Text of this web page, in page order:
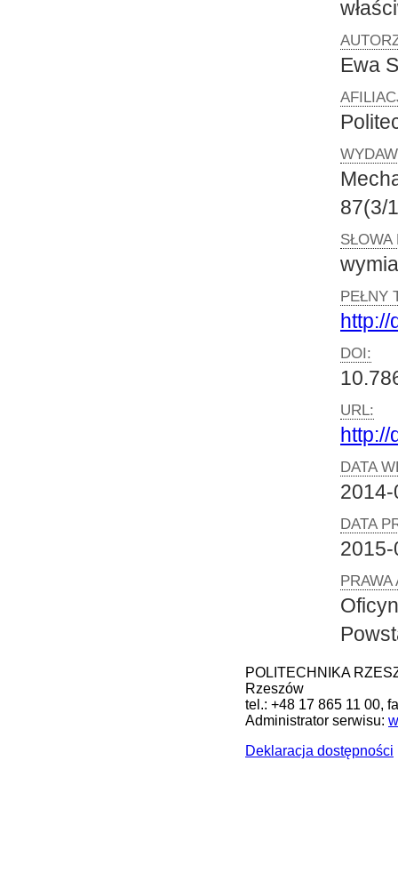
Ewa
87(3/
SŁOWA
PEŁNY
http://
DOI:
URL:
http://
DATA
DATA
PRAWA
POLITECHNIKA
Rzeszów
tel.: +48 17 865 11 00,
Administrator serwisu:
Deklaracja dostępności